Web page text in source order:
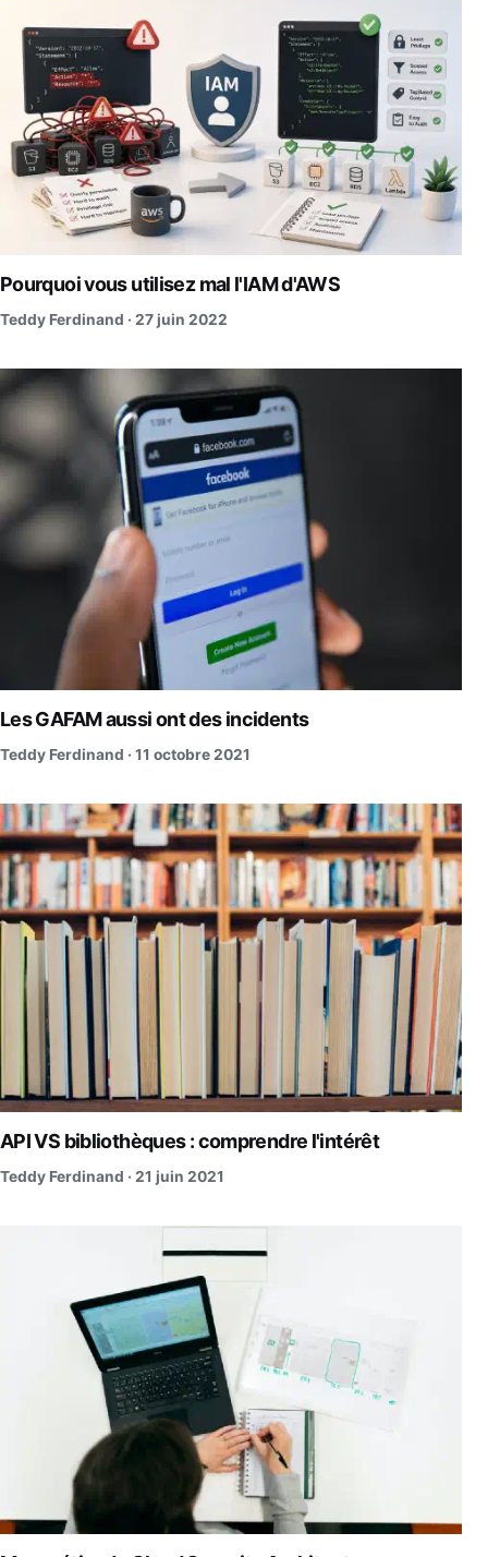
Pourquoi vous utilisez mal l'IAM d'AWS
Teddy Ferdinand · 27 juin 2022
Les GAFAM aussi ont des incidents
Teddy Ferdinand · 11 octobre 2021
API VS bibliothèques : comprendre l'intérêt
Teddy Ferdinand · 21 juin 2021